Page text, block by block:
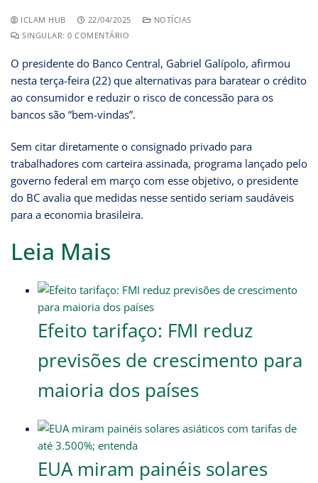
ICLAM HUB 22/04/2025
NOTÍCIAS
SINGULAR: 0 COMENTÁRIO
O presidente do Banco Central, Gabriel Galípolo, afirmou
nesta terça-feira (22) que alternativas para baratear o crédito
ao consumidor e reduzir o risco de concessão para os
bancos são “bem-vindas”.
Sem citar diretamente o consignado privado para
trabalhadores com carteira assinada, programa lançado pelo
governo federal em março com esse objetivo, o presidente
do BC avalia que medidas nesse sentido seriam saudáveis
para a economia brasileira.
Leia Mais
Efeito tarifaço: FMI reduz
previsões de crescimento para
maioria dos países
EUA miram painéis solares